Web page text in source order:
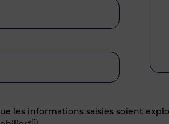
les informations saisies soient
(1)